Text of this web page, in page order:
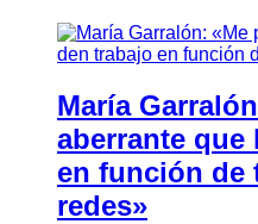
María
aberrante que
en función de
redes»